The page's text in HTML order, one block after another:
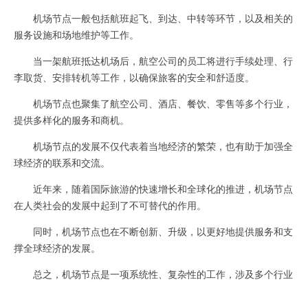
机场节点一般包括航班起飞、到达、中转等环节，以及相关的
服务设施和场地维护等工作。
当一架航班抵达机场后，航空公司的员工将进行手续处理、行
李取货、安排转机等工作，以确保旅客的安全和舒适度。
机场节点也聚集了航空公司、酒店、餐饮、零售等多个行业，
提供多样化的服务和商机。
机场节点的发展不仅代表着当地经济的繁荣，也有助于加强全
球经济的联系和交流。
近年来，随着国际旅游的快速增长和全球化的推进，机场节点
在人类社会的发展中起到了不可替代的作用。
同时，机场节点也在不断创新、升级，以更好地提供服务和支
撑全球经济的发展。
总之，机场节点是一项系统性、复杂性的工作，涉及多个行业